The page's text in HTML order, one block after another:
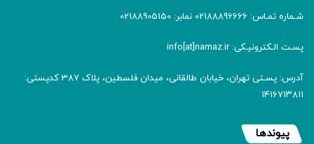
شـماره تمـاس: 02188896666 نمابر: 02188905150
پسـت الـکترونیـکی: info[at]namaz.ir
آدرس: پسـتی تهران، خیابان طالقانی، میدان فلسطین، پلاک 387 کدپستی:
۱۴۱۶۷۱۳۸۱۱
پیوندها